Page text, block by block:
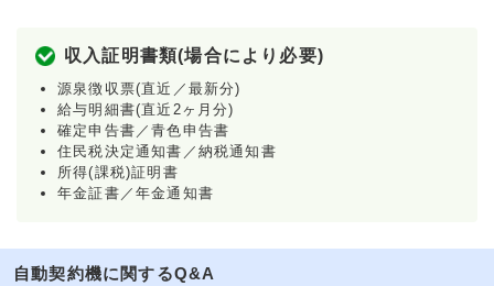
収入証明書類(場合により必要)
源泉徴収票(直近／最新分)
給与明細書(直近2ヶ月分)
確定申告書／青色申告書
住民税決定通知書／納税通知書
所得(課税)証明書
年金証書／年金通知書
自動契約機に関するQ&A